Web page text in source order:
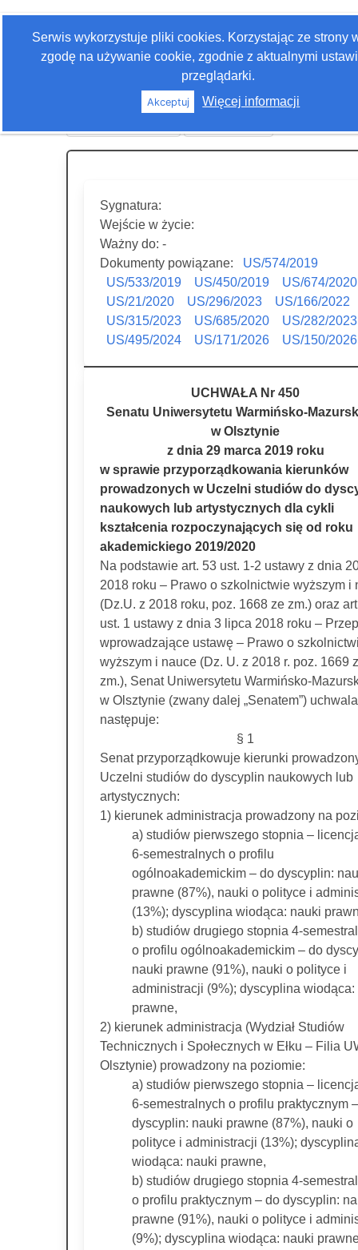
Serwis wykorzystuje pliki cookies. Korzystając ze strony
zgodę na używanie cookie, zgodnie z aktualnymi
przeglądarki.
Akceptuj Więcej informacji
Szukaj
Sygnatura:
Wejście w życie:
Ważny do: -
Dokumenty powiązane:
US/574/2019
US/533/2019
US/450/2019
US/674/2020
US/21/2020
US/296/2023
US/166/2022
US/315/2023
US/685/2020
US/282/2023
US/495/2024
US/171/2026 US/150/2026
UCHWAŁA Nr 450
Senatu Uniwersytetu Warmińsko-
w Olsztynie
z dnia 29 marca 2019 roku
w sprawie przyporządkowania kierunków
prowadzonych w Uczelni studiów do
naukowych lub artystycznych dla cykli
kształcenia rozpoczynających się od roku
akademickiego 2019/2020
Na podstawie art. 53 ust. 1-2 ustawy z dnia
2018 roku – Prawo o szkolnictwie wyższym i
(Dz.U. z 2018 roku, poz. 1668 ze zm.) oraz
ust. 1 ustawy z dnia 3 lipca 2018 roku –
wprowadzające ustawę – Prawo o
wyższym i nauce (Dz. U. z 2018 r. poz. 1669
zm.), Senat Uniwersytetu Warmińsko-
w Olsztynie (zwany dalej „Senatem”)
następuje:
§ 1
Senat przyporządkowuje kierunki
Uczelni studiów do dyscyplin naukowych lub
artystycznych:
1) kierunek administracja prowadzony na
a) studiów pierwszego stopnia –
6-semestralnych o profilu
ogólnoakademickim – do dyscyplin:
prawne (87%), nauki o polityce i
(13%); dyscyplina wiodąca: nauki
b) studiów drugiego stopnia 4-
o profilu ogólnoakademickim – do
nauki prawne (91%), nauki o polityce i
administracji (9%); dyscyplina wiodąca:
prawne,
2) kierunek administracja (Wydział Studiów
Technicznych i Społecznych w Ełku – Filia
Olsztynie) prowadzony na poziomie:
a) studiów pierwszego stopnia –
6-semestralnych o profilu praktycznym
dyscyplin: nauki prawne (87%), nauki o
polityce i administracji (13%);
wiodąca: nauki prawne,
b) studiów drugiego stopnia 4-
o profilu praktycznym – do dyscyplin:
prawne (91%), nauki o polityce i
(9%); dyscyplina wiodąca: nauki